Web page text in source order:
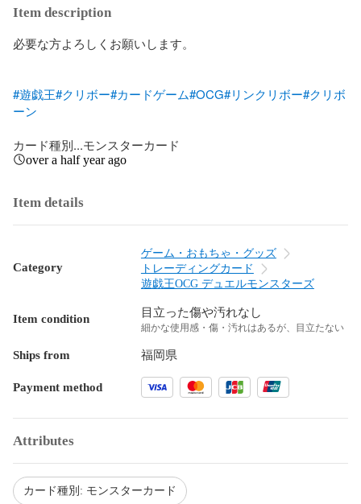
Item description
必要な方よろしくお願いします。
#遊戯王#クリボー#カードゲーム#OCG#リンクリボー#クリボ
ーン
カード種別...モンスターカード
over a half year ago
Item details
Category
ゲーム・おもちゃ・グッズ
トレーディングカード
遊戯王OCG デュエルモンスターズ
Item condition 目立った傷や汚れなし
細かな使用感・傷・汚れはあるが、目立たない
Ships from 福岡県
Payment method
Attributes
カード種別: モンスターカード